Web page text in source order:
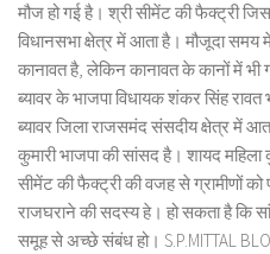
मौज हो गई है। श्री सीमेंट की फैक्ट्री
विधानसभा क्षेत्र में आता है। मौजूदा समय
कानावत है, लेकिन कानावत के कानों में भी
ब्यावर के भाजपा विधायक शंकर सिंह
ब्यावर जिला राजसमंद संसदीय क्षेत्र में
कुमारी भाजपा की सांसद है। शायद महिला
सीमेंट की फैक्ट्री की वजह से ग्रामीणों को
राजघराने की सदस्य हे। हो सकता है कि
समूह से अच्छे संबंध हो। S.P.MITTAL